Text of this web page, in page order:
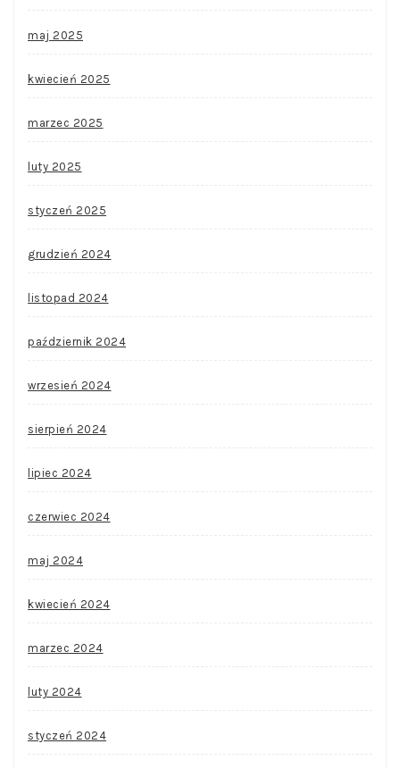
maj 2025
kwiecień 2025
marzec 2025
luty 2025
styczeń 2025
grudzień 2024
listopad 2024
październik 2024
wrzesień 2024
sierpień 2024
lipiec 2024
czerwiec 2024
maj 2024
kwiecień 2024
marzec 2024
luty 2024
styczeń 2024